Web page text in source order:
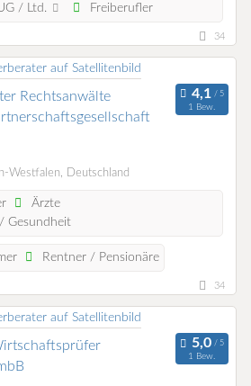
/ Ltd.
Freiberufler
34
Rechtsanwälte
1 Bew.
Westfalen, Deutschland
Ärzte
Gesundheit
Rentner / Pensionäre
34
1 Bew.